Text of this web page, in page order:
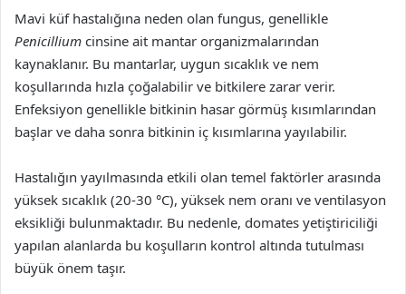
Mavi küf hastalığına neden olan fungus, genellikle
Penicillium cinsine ait mantar organizmalarından
kaynaklanır. Bu mantarlar, uygun sıcaklık ve nem
koşullarında hızla çoğalabilir ve bitkilere zarar verir.
Enfeksiyon genellikle bitkinin hasar görmüş kısımlarından
başlar ve daha sonra bitkinin iç kısımlarına yayılabilir.
Hastalığın yayılmasında etkili olan temel faktörler arasında
yüksek sıcaklık (20-30 °C), yüksek nem oranı ve ventilasyon
eksikliği bulunmaktadır. Bu nedenle, domates yetiştiriciliği
yapılan alanlarda bu koşulların kontrol altında tutulması
büyük önem taşır.